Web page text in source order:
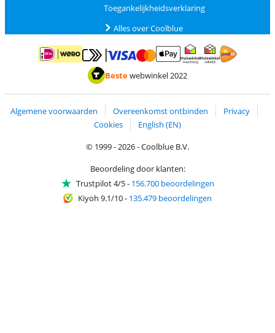
Toegankelijkheidsverklaring
Alles over Coolblue
Betalen met iDEAL | WeroBetalen met MasterCard en Visa via ClickToPay
Betalen met ApplePay
Thuiswinkel waarborg
Bestewebwinkel 2022
Algemene voorwaarden Overeenkomst ontbinden
Privacy
Cookies
English (EN)
© 1999 - 2026 - Coolblue B.V.
Beoordeling door klanten:
Trustpilot 4/5- 156.700 beoordelingen
Kiyoh 9.1/10- 135.479 beoordelingen